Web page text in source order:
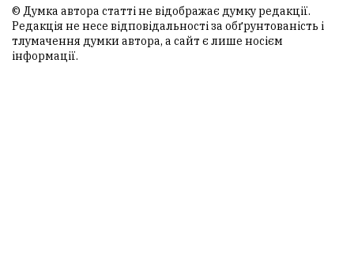
© Думка автора статті не відображає думку редакції.
Редакція не несе відповідальності за обґрунтованість і
тлумачення думки автора, а сайт є лише носієм
інформації.